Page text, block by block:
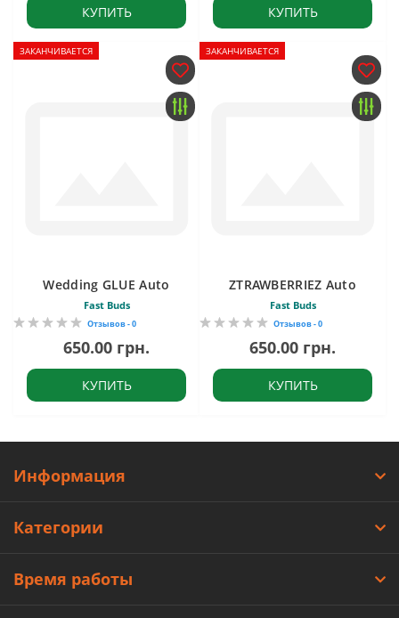
КУПИТЬ КУПИТЬ
ЗАКАНЧИВАЕТСЯ
Wedding GLUE Auto
Fast Buds
Отзывов - 0
650.00 грн.
КУПИТЬ
ЗАКАНЧИВАЕТСЯ
ZTRAWBERRIEZ Auto
Fast Buds
Отзывов - 0
650.00 грн.
КУПИТЬ
Информация
Категории
Время работы